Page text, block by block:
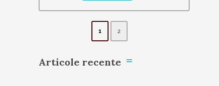
1 2
Articole recente